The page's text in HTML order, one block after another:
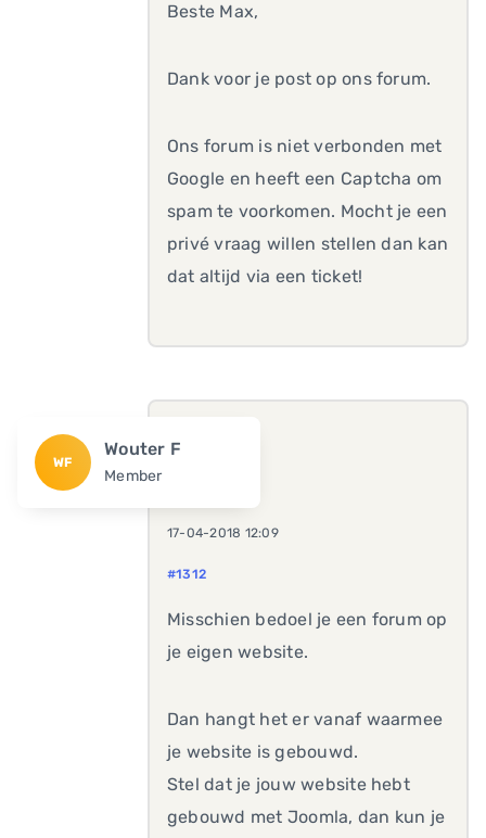
Beste Max,
Dank voor je post op ons forum.
Ons forum is niet verbonden met
Google en heeft een Captcha om
spam te voorkomen. Mocht je een
privé vraag willen stellen dan kan
dat altijd via een ticket!
WF
Wouter F
Member
17-04-2018 12:09
#1312
Misschien bedoel je een forum op
je eigen website.
Dan hangt het er vanaf waarmee
je website is gebouwd.
Stel dat je jouw website hebt
gebouwd met Joomla, dan kun je